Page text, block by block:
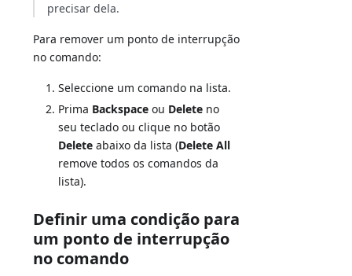
precisar dela.
Para remover um ponto de interrupção
no comando:
Seleccione um comando na lista.
Prima Backspace ou Delete no
seu teclado ou clique no botão
Delete abaixo da lista (Delete All
remove todos os comandos da
lista).
Definir uma condição para
um ponto de interrupção
no comando